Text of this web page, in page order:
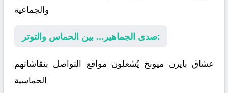
والجماعية
صدى الجماهير… بين الحماس والتوتر:
عشاق بايرن ميونخ يُشعلون مواقع التواصل بنقاشاتهم
الحماسية